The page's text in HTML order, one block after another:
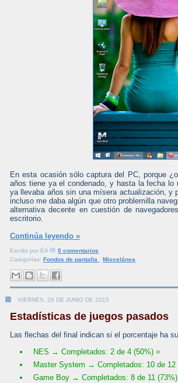
En esta ocasión sólo captura del PC, porque
años tiene ya el condenado, y hasta la fecha lo
ya llevaba años sin una mísera actualización, y
incluso me daba algún que otro problemilla
alternativa decente en cuestión de
escritorio.
Continúa leyendo »
Escrito por ÉA
0 comentarios
Categorías: Fondos de pantalla Miscelánea
VIERNES, 26 DE JUNIO DE 2015
Estadísticas de juegos pasados
Las flechas del final indican si el porcentaje ha
NES → Completados: 2 de 4 (50%) =
Master System → Completados: 10 de 12
Game Boy → Completados: 8 de 11